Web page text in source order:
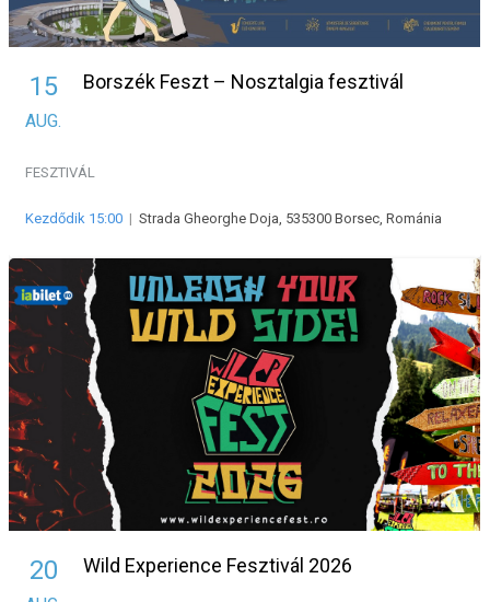
15
AUG.
Borszék Feszt – Nosztalgia fesztivál
FESZTIVÁL
Kezdődik 15:00 | Strada Gheorghe Doja, 535300 Borsec, Románia
20 Wild Experience Fesztivál 2026